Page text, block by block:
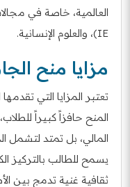
IE)، والعلوم الإنسانية.
مزايا منح
تعتبر المزايا التي
المنح حافزاً كبيراً
المالي، بل تمتد لتشمل
يسمح للطالب بالتركيز
ثقافية غنية تدمج بين